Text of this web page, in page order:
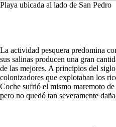
Playa ubicada al lado de San Pedro
La actividad pesquera predomina
sus salinas producen una gran
de las mejores. A principios del
colonizadores que explotaban los
Coche sufrió el mismo maremoto
pero no quedó tan severamente